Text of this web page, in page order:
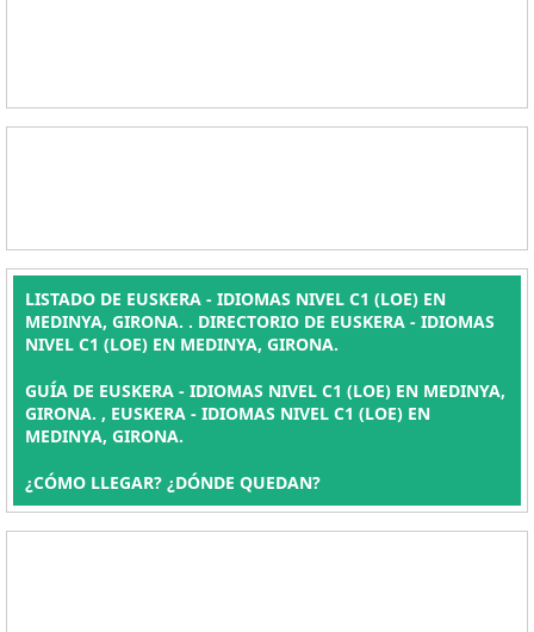
LISTADO DE EUSKERA - IDIOMAS NIVEL C1 (LOE) EN
MEDINYA, GIRONA. . DIRECTORIO DE EUSKERA - IDIOMAS
NIVEL C1 (LOE) EN MEDINYA, GIRONA.
GUÍA DE EUSKERA - IDIOMAS NIVEL C1 (LOE) EN MEDINYA,
GIRONA. , EUSKERA - IDIOMAS NIVEL C1 (LOE) EN
MEDINYA, GIRONA.
¿CÓMO LLEGAR? ¿DÓNDE QUEDAN?